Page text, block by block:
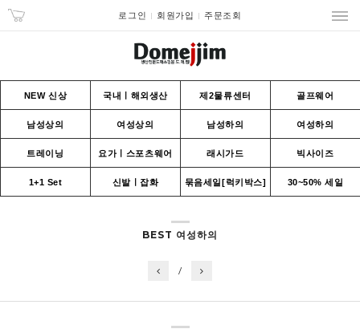
로그인 회원가입 주문조회
NEW 신상 국내ㅣ해외생산 제2물류센터 골프웨어
남성상의 여성상의 남성하의 여성하의
트레이닝 요가ㅣ스포츠웨어 래시가드 빅사이즈
1+1 Set 신발ㅣ잡화 묶음세일[럭키박스] 30~50% 세일
BEST 여성하의
/